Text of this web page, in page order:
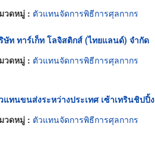
วดหมู่ : ตัวแทนจัดการพิธีการศุลกากร
ษัท ทาร์เก็ท โลจิสติกส์ (ไทยแลนด์) จำกัด
วดหมู่ : ตัวแทนจัดการพิธีการศุลกากร
แทนขนส่งระหว่างประเทศ เซ้าเทรินชิปปิ้ง
วดหมู่ : ตัวแทนจัดการพิธีการศุลกากร